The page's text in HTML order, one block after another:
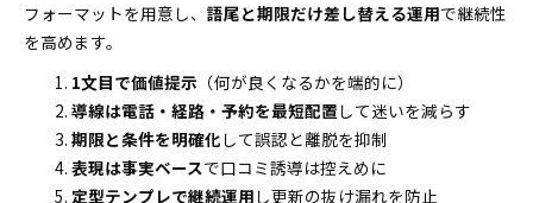
フォーマットを用意し、 語尾と期限だけ差し替える運用で継続性
を高めます。
1文目で価値提示 （何が良くなるかを端的に）
導線は電話・経路・予約を最短配置 して迷いを減らす
期限と条件を明確化 して誤認と離脱を抑制
表現は事実ベースで口コミ誘導は控えめに
定型テンプレで継続運用 し更新の抜け漏れを防止